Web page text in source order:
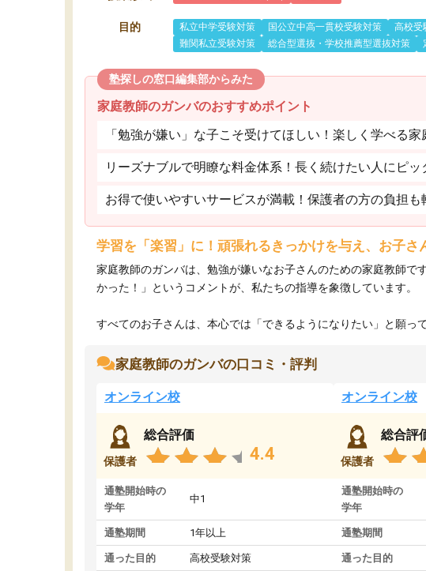
目的 私立中学受験対策 国公立中高一貫校受験対策 高校受
難関私立受験対策
総合型選抜・学校推薦型選抜対策
塾探しの窓口編集部からみた
家庭教師のガンバのおすすめポイント
「勉強が嫌い」な子こそ受けてほしい！楽しく学べる家
リーズナブルで明瞭な料金体系！長く続けたい人にピッ
お得で使いやすいサービスが満載！保護者の方の負担も
学習を「楽習」に！頑張れるきっかけを与え、お子さ
家庭教師のガンバは、勉強が嫌いなお子さんのための家庭教師
かった！」というコメントが、私たちの指導を象徴しています。
すべてのお子さんは、本心では「できるようになりたい」と願っ
家庭教師のガンバの口コミ・評判
オンライン校
保護者
総合評価
4.4
通塾開始時の
学年
中1
通塾期間 1年以上
通った目的 高校受験対策
オンライン校
保護者
総合評
通塾開始時の
学年
通塾期間
通った目的